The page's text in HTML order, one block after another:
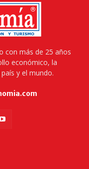
con más de 25 años
económico, la
y el mundo.